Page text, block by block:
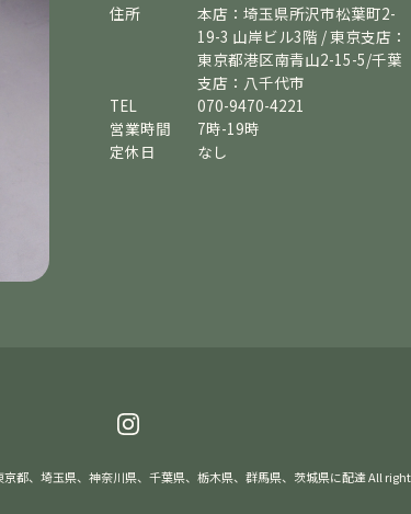
住所
本店：埼玉県所沢市松葉町2-
19-3 山岸ビル3階 / 東京支店：
東京都港区南青山2-15-5/千葉
支店：八千代市
TEL
070-9470-4221
営業時間
7時-19時
定休日
なし
都、埼玉県、神奈川県、千葉県、栃木県、群馬県、茨城県に配達 All